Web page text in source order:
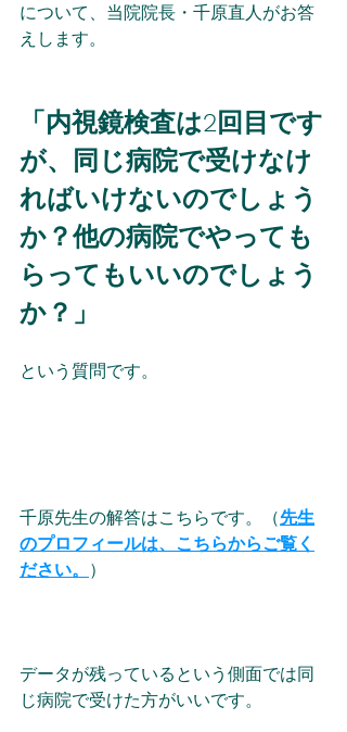
について、当院院長・千原直人がお答
えします。
「内視鏡検査は2回目です
が、同じ病院で受けなけ
ればいけないのでしょう
か？他の病院でやっても
らってもいいのでしょう
か？ 」
という質問です。
千原先生の解答はこちらです。（先生
のプロフィールは、こちらからご覧く
ださい。
）
データが残っているという側面では同
じ病院で受けた方がいいです。